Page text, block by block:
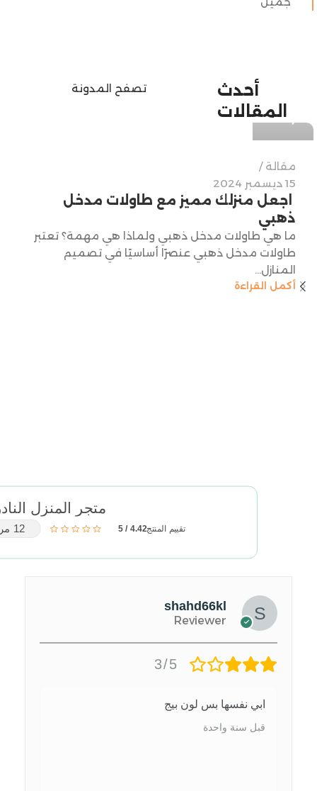
أحدث
المقالات
تصفح المدونة
مقالة
15 ديسمبر 2024
اجعل منزلك مميز مع طاولات مدخل
ذهبي
ما هي طاولات مدخل ذهبي ولماذا هي مهمة؟ تعتبر
طاولات مدخل ذهبي عنصرًا أساسيًا في تصميم
المنازل...
أكمل القراءة
متجر المنزل
تقييم المنتج4.42 / 5 12 مراجعة
shahd66kl
Reviewer
3/5
ابي نفسها بس لون بيج
قبل سنة واحدة